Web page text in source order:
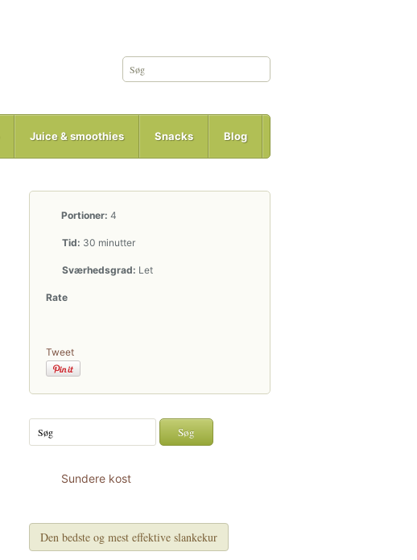
Juice & smoothies Snacks Blog
Portioner: 4
Tid: 30 minutter
Sværhedsgrad: Let
Rate
Tweet
Sundere kost
Den bedste og mest effektive slankekur